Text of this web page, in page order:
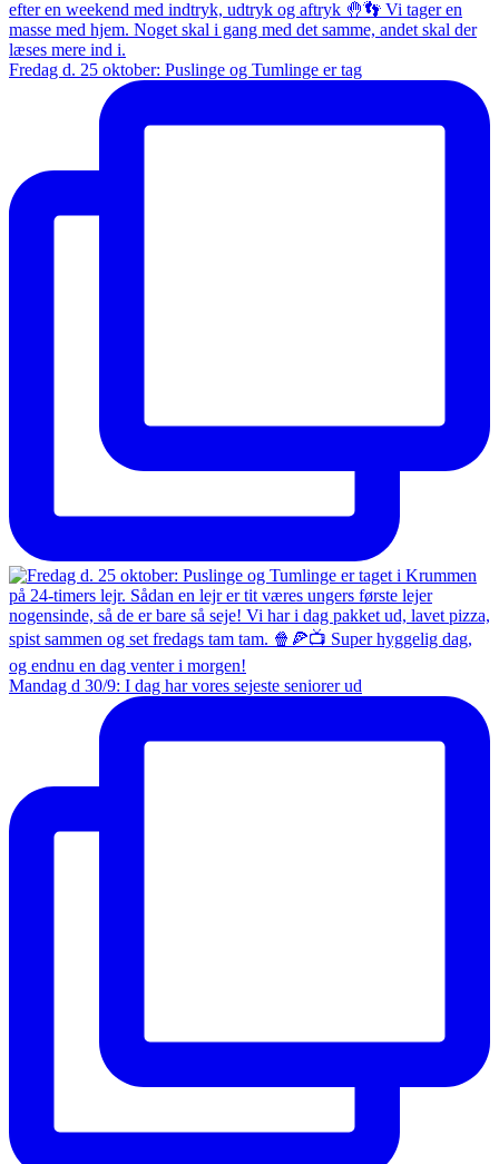
Fredag d. 25 oktober: Puslinge og Tumlinge er tag
Mandag d 30/9: I dag har vores sejeste seniorer ud